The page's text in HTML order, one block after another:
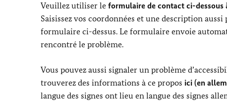
Veuillez utiliser le formulaire de contact ci-dessous
Saisissez vos coordonnées et une description
formulaire ci-dessus. Le formulaire envoie
rencontré le problème.
Vous pouvez aussi signaler un problème
trouverez des informations à ce propos ici (en
langue des signes ont lieu en langue des signes